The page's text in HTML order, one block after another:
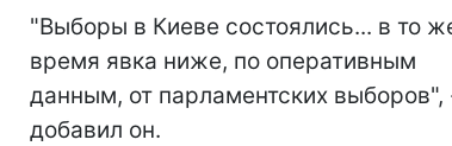
"Выборы в Киеве состоялись... в то
время явка ниже, по оперативным
данным, от парламентских выборов",
добавил он.